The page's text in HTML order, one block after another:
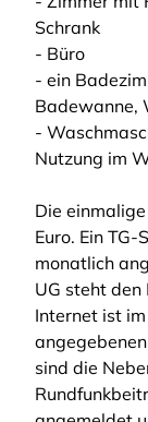
Schrank
- Büro
- ein
Badewanne,
-
Nutzung im
Die
Euro. Ein
monatlich
UG steht den
Internet ist
sind die